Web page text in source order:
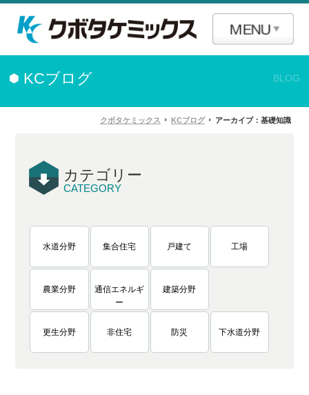
KCブログ BLOG
クボタケミックス KCブログ アーカイブ：基礎知識
カテゴリー
CATEGORY
水道分野 集合住宅 戸建て 工場
農業分野
通信エネルギ
ー
建築分野
更生分野 非住宅 防災 下水道分野